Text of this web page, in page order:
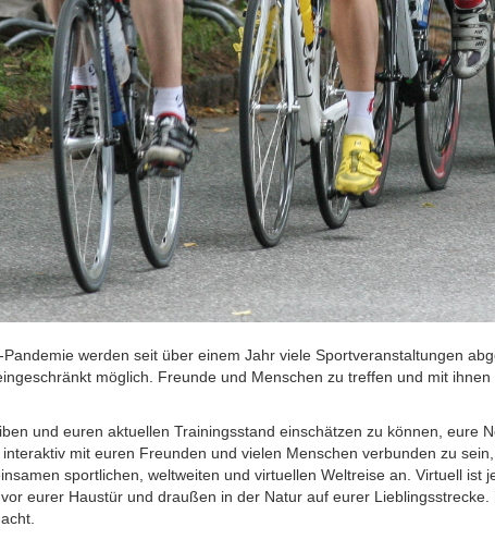
werden seit über einem Jahr viele Sportveranstaltungen
möglich. Freunde und Menschen zu treffen und mit ihnen
und euren aktuellen Trainingsstand einschätzen zu können, eure
mit euren Freunden und vielen Menschen verbunden zu
sportlichen, weltweiten und virtuellen Weltreise an. Virtuell ist
eurer Haustür und draußen in der Natur auf eurer Lieblingsstrecke.